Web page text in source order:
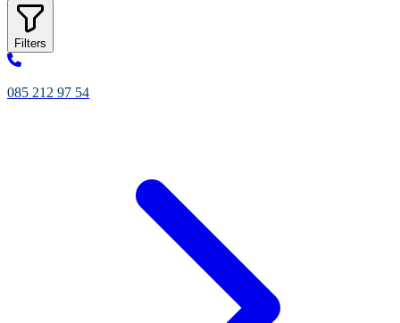
Filters
085 212 97 54